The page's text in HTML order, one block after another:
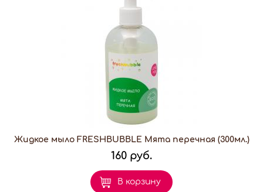
Жидкое мыло FRESHBUBBLE Мята перечная (300мл.)
160 руб.
В корзину